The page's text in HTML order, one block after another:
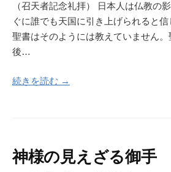
（召天者記念礼拝） 日本人は仏教の
ぐに誰でも天国に引き上げられると信
聖書はそのようには教えていません
後…
続きを読む →
神様の見えざる御手